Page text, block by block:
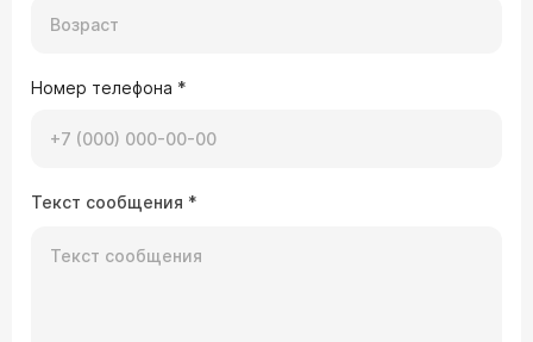
Номер телефона *
Текст сообщения *